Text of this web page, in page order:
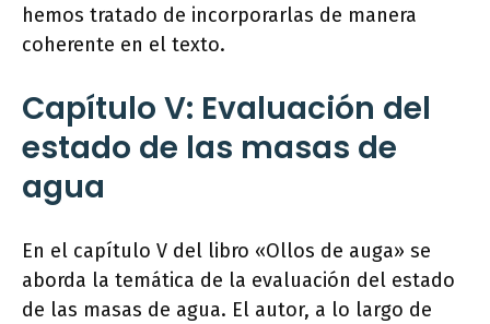
hemos tratado de incorporarlas de manera
coherente en el texto.
Capítulo V: Evaluación del
estado de las masas de
agua
En el capítulo V del libro «Ollos de auga» se
aborda la temática de la evaluación del estado
de las masas de agua. El autor, a lo largo de